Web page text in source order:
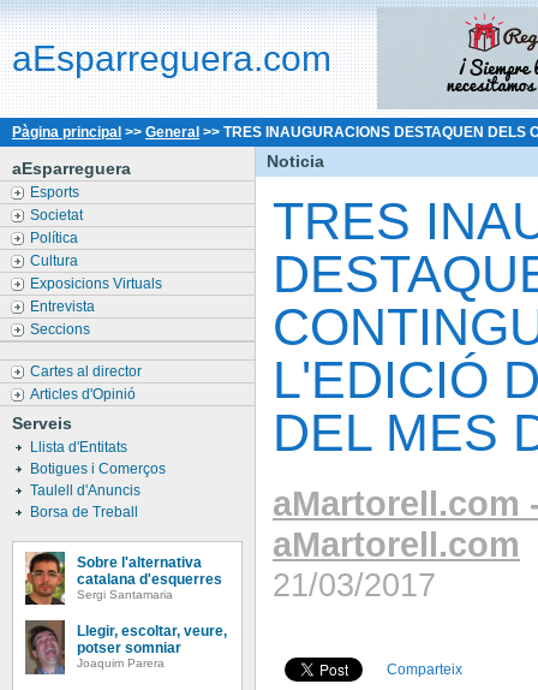
aEsparreguera.com
Pàgina principal >> General >> TRES INAUGURACIONS DESTAQUEN DELS
aEsparreguera
Esports
Societat
Política
Cultura
Exposicions Virtuals
Entrevista
Seccions
Cartes al director
Articles d'Opinió
Serveis
Llista d'Entitats
Botigues i Comerços
Taulell d'Anuncis
Borsa de Treball
Sobre l'alternativa
catalana d'esquerres
Sergi Santamaria
Llegir, escoltar, veure,
potser somniar
Joaquim Parera
Noticia
TRES
L'EDICIÓ
DEL MES
aMartorell.com
aMartorell.com
21/03/2017
Comparteix